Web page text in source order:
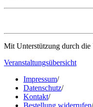
Mit Unterstützung durch
Veranstaltungsübersicht
Impressum/
Datenschutz/
Kontakt/
Bestellung widerrufen/